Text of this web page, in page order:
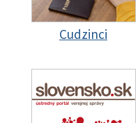
Cudzinci